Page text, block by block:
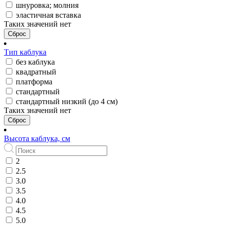
шнуровка; молния
эластичная вставка
Таких значений нет
Сброс
Тип каблука
без каблука
квадратный
платформа
стандартный
стандартный низкий (до 4 см)
Таких значений нет
Сброс
Высота каблука, см
2
2.5
3.0
3.5
4.0
4.5
5.0